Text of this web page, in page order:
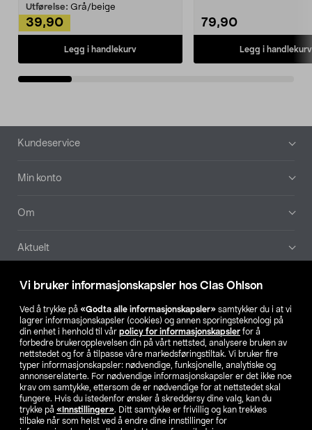
Vi bruker informasjonskapsler hos Clas Ohlson
Ved å trykke på «Godta alle informasjonskapsler» samtykker du i at vi
lagrer informasjonskapsler (cookies) og annen sporingsteknologi på
din enhet i henhold til vår policy for informasjonskapsler for å
forbedre brukeropplevelsen din på vårt nettsted, analysere bruken av
nettstedet og for å tilpasse våre markedsføringstiltak. Vi bruker fire
typer informasjonskapsler: nødvendige, funksjonelle, analytiske og
annonserelaterte. For nødvendige informasjonskapsler er det ikke noe
krav om samtykke, ettersom de er nødvendige for at nettstedet skal
fungere. Hvis du istedenfor ønsker å skreddersy dine valg, kan du
trykke på «Innstillinger». Ditt samtykke er frivillig og kan trekkes
tilbake når som helst ved å endre dine innstillinger for
Utførelse: Grå/beige
39,90
Legg i handlekurv
79,90
Legg i handlekurv
Bunntekst
Kundeservice
Min konto
Om
Aktuelt
Våre selskaper
Finn din butikk
SE NO FI